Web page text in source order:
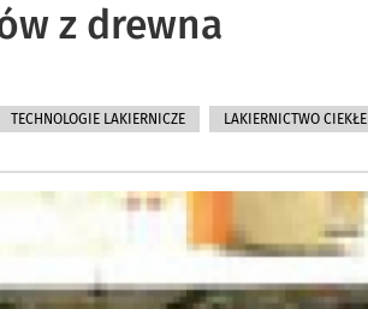
z drewna
TECHNOLOGIE LAKIERNICZE
LAKIERNICTWO CIEKŁE